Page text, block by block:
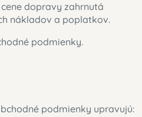
dopravy zahrnutá
nákladov a poplatkov.
podmienky.
podmienky upravujú: